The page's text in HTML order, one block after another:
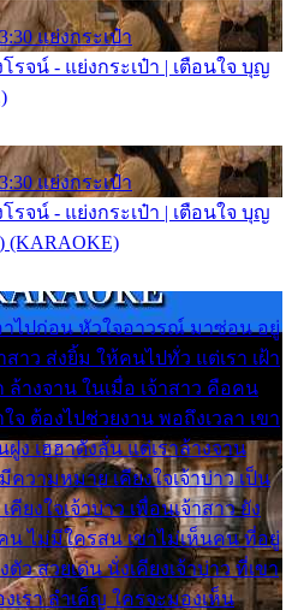
แย่งกระเป๋า
รจน์ - แย่งกระเป๋า | เตือนใจ บุญ
แย่งกระเป๋า
รจน์ - แย่งกระเป๋า | เตือนใจ บุญ
(KARAOKE)
าไปก่อน หัวใจอาวรณ์ มาซ่อน อยู่
าว ส่งยิ้ม ให้คนไปทั่ว แต่เรา เฝ้า
ล้างจาน ในเมื่อ เจ้าสาว คือคน
จ ต้องไปช่วยงาน พอถึงเวลา เขา
ง เฮฮาดังลั่น แต่เราล้างจาน
ความหมาย เคียงใจเจ้าบ่าว เป็น
ยงใจเจ้าบ่าว เพื่อนเจ้าสาว ยัง
น ไม่มีใครสน เขาไม่เห็นคน ที่อยู่
ว สวยเด่น นั่งเคียงเจ้าบ่าว ที่เขา
เรา ลำเค็ญ ใครจะมองเห็น